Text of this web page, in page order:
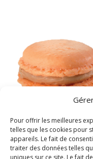
Pour offrir les meilleures
telles que les cookies pour
appareils. Le fait de
traiter des données telles
uniques sur ce site. Le fait
Macaron
1,20€